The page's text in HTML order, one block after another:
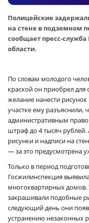
Полицейские
на стене в подземном
сообщает пресс-
области.
По словам молодого
краской он приобрел
желание нанести рисунок
участке ему разъяснили,
административным
штраф до 4 тысяч
рисунки и надписи на
— за это предусмотрена
Только в период
Госжилинспекция
многоквартирных
закрашивали подобные
следующий день они
устранению незаконных